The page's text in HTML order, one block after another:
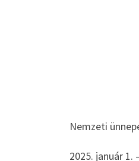
Nemzeti
2025. január 1.